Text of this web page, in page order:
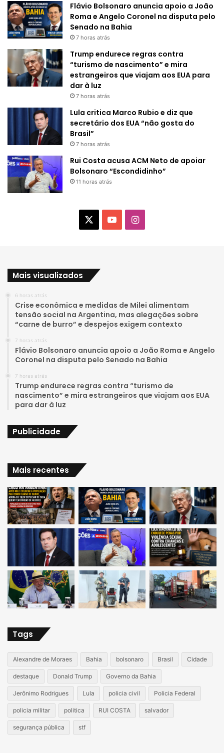
Flávio Bolsonaro anuncia apoio a João
Roma e Angelo Coronel na disputa pelo
Senado na Bahia
7 horas atrás
Trump endurece regras contra
“turismo de nascimento” e mira
estrangeiros que viajam aos EUA para
dar à luz
7 horas atrás
Lula critica Marco Rubio e diz que
secretário dos EUA “não gosta do
Brasil”
7 horas atrás
Rui Costa acusa ACM Neto de apoiar
Bolsonaro “Escondidinho”
11 horas atrás
b
I
g
a
Mais visualizados
6 horas atrás
Crise econômica e medidas de Milei alimentam
tensão social na Argentina, mas alegações sobre
“carne de burro” e despejos exigem contexto
7 horas atrás
Flávio Bolsonaro anuncia apoio a João Roma e Angelo
Coronel na disputa pelo Senado na Bahia
7 horas atrás
Trump endurece regras contra “turismo de
nascimento” e mira estrangeiros que viajam aos EUA
para dar à luz
Publicidade
Mais recentes
Tags
Alexandre de Moraes Bahia bolsonaro Brasil Cidade
destaque Donald Trump Governo da Bahia
Jerônimo Rodrigues Lula policia civil Policia Federal
policia militar politica RUI COSTA salvador
segurança pública stf